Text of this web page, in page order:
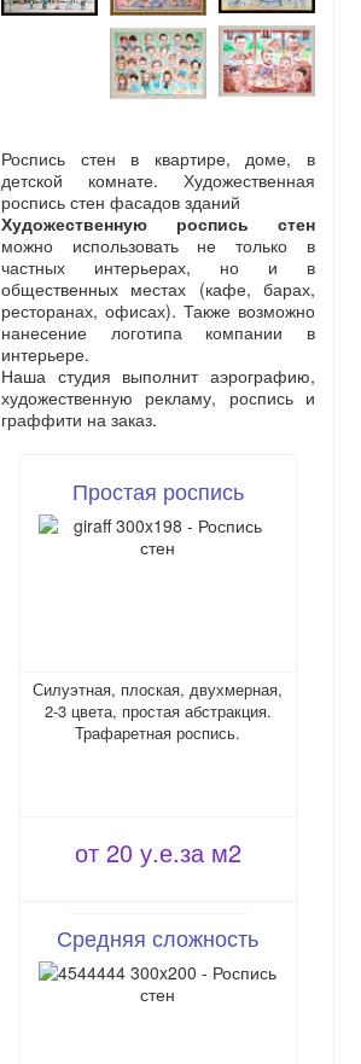
Роспись стен в квартире, доме, в
детской комнате. Художественная
роспись стен фасадов зданий
Художественную роспись стен
можно использовать не только в
частных интерьерах, но и в
общественных местах (кафе, барах,
ресторанах, офисах). Также возможно
нанесение логотипа компании в
интерьере.
Наша студия выполнит аэрографию,
художественную рекламу, роспись и
граффити на заказ.
Простая роспись
Силуэтная, плоская, двухмерная,
2-3 цвета, простая абстракция.
Трафаретная роспись.
от 20 у.е.за м2
Средняя сложность